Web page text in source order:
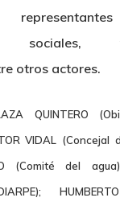
otros actores.
QUINTERO
VIDAL (Concejal
(Comité del